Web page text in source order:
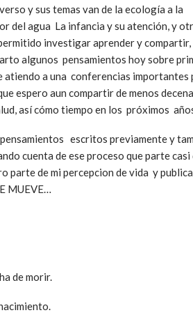
y sus temas van de la ecología a la
del agua La infancia y su atención, y
investigar aprender y
algunos pensamientos hoy sobre
a una conferencias importantes
espero aun compartir de menos
así cómo tiempo en los próximos
escritos previamente y
cuenta de ese proceso que parte casi
parte de mi percepcion de vida y
MUEVE…
de morir.